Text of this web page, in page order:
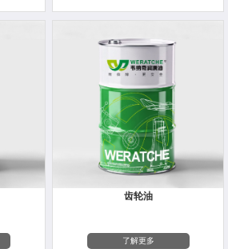
齿轮油
了解更多